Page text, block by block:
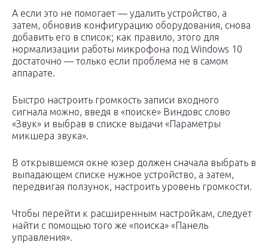
А если это не помогает — удалить устройство, а
затем, обновив конфигурацию оборудования, снова
добавить его в список; как правило, этого для
нормализации работы микрофона под Windows 10
достаточно — только если проблема не в самом
аппарате.
Быстро настроить громкость записи входного
сигнала можно, введя в «поиске» Виндовс слово
«Звук» и выбрав в списке выдачи «Параметры
микшера звука».
В открывшемся окне юзер должен сначала выбрать в
выпадающем списке нужное устройство, а затем,
передвигая ползунок, настроить уровень громкости.
Чтобы перейти к расширенным настройкам, следует
найти с помощью того же «поиска» «Панель
управления».